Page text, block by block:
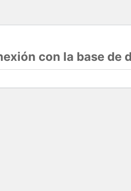
con la base de